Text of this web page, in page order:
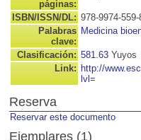
páginas:
ISBN/ISSN/DL: 978-9974-559-
Palabras
clave:
Medicina
Clasificación: 581.63 Yuyos
Link: http://
lvl=
Reserva
Reservar este documento
Ejemplares (1)